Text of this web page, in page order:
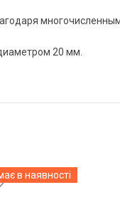
20 мм.
в наявності